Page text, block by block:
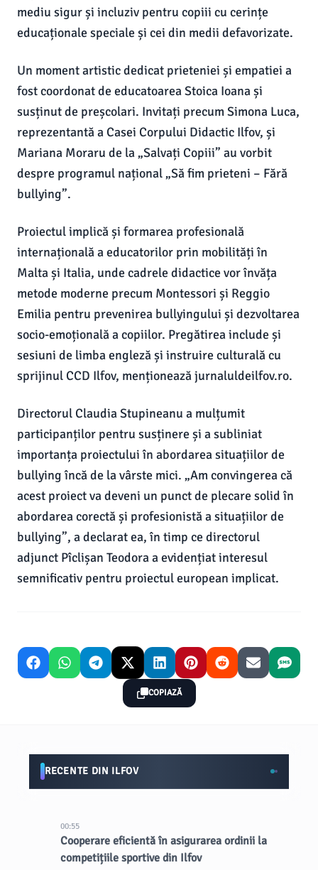
mediu sigur și incluziv pentru copiii cu cerințe
educaționale speciale și cei din medii defavorizate.
Un moment artistic dedicat prieteniei și empatiei a
fost coordonat de educatoarea Stoica Ioana și
susținut de preșcolari. Invitați precum Simona Luca,
reprezentantă a Casei Corpului Didactic Ilfov, și
Mariana Moraru de la „Salvați Copiii” au vorbit
despre programul național „Să fim prieteni – Fără
bullying”.
Proiectul implică și formarea profesională
internațională a educatorilor prin mobilități în
Malta și Italia, unde cadrele didactice vor învăța
metode moderne precum Montessori și Reggio
Emilia pentru prevenirea bullyingului și dezvoltarea
socio-emoțională a copiilor. Pregătirea include și
sesiuni de limba engleză și instruire culturală cu
sprijinul CCD Ilfov, menționează jurnaluldeilfov.ro.
Directorul Claudia Stupineanu a mulțumit
participanților pentru susținere și a subliniat
importanța proiectului în abordarea situațiilor de
bullying încă de la vârste mici. „Am convingerea că
acest proiect va deveni un punct de plecare solid în
abordarea corectă și profesionistă a situațiilor de
bullying”, a declarat ea, în timp ce directorul
adjunct Pîclișan Teodora a evidențiat interesul
semnificativ pentru proiectul european implicat.
COPIAZĂ
RECENTE DIN ILFOV
00:55
Cooperare eficientă în asigurarea ordinii la
competițiile sportive din Ilfov